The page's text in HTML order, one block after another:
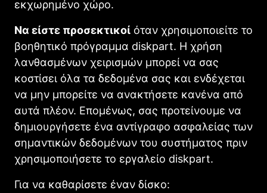
εκχωρημένο χώρο.
Να είστε προσεκτικοί όταν χρησιμοποιείτε το
βοηθητικό πρόγραμμα diskpart. Η χρήση
λανθασμένων χειρισμών μπορεί να σας
κοστίσει όλα τα δεδομένα σας και ενδέχεται
να μην μπορείτε να ανακτήσετε κανένα από
αυτά πλέον. Επομένως, σας προτείνουμε να
δημιουργήσετε ένα αντίγραφο ασφαλείας των
σημαντικών δεδομένων του συστήματος πριν
χρησιμοποιήσετε το εργαλείο diskpart.
Για να καθαρίσετε έναν δίσκο: